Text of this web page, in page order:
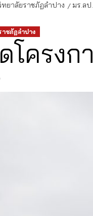
ยาลัยราชภัฏลำปาง มร.ลป
ชภัฏลำปาง
โครงก